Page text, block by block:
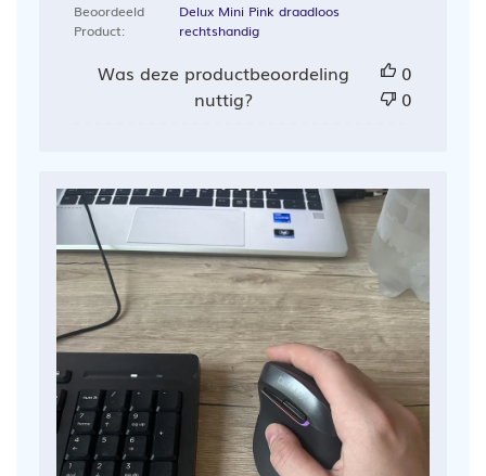
Beoordeeld
Product:
Delux Mini Pink draadloos
rechtshandig
Was deze productbeoordeling
nuttig?
0
0